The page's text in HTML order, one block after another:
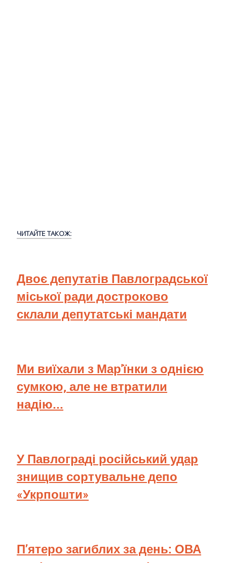
ЧИТАЙТЕ ТАКОЖ:
Двоє депутатів Павлоградської
міської ради достроково
склали депутатські мандати
Ми виїхали з Мар'їнки з однією
сумкою, але не втратили
надію...
У Павлограді російський удар
знищив сортувальне депо
«Укрпошти»
П’ятеро загиблих за день: ОВА